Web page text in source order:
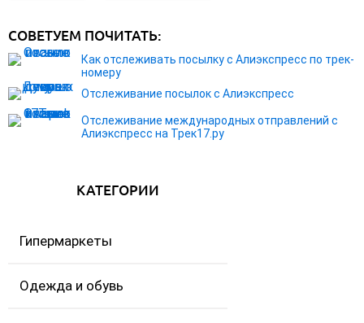
СОВЕТУЕМ ПОЧИТАТЬ:
Как отслеживать посылку с Алиэкспресс по трек-
номеру
Отслеживание посылок с Алиэкспресс
Отслеживание международных отправлений с
Алиэкспресс на Трек17.ру
КАТЕГОРИИ
Гипермаркеты
Одежда и обувь